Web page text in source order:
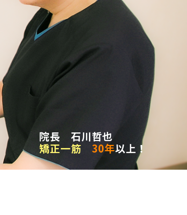
院長 石川哲也
矯正一筋
30年以上！